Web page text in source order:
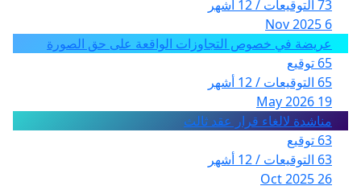
73 التوقيعات / 12 أشهر
6 Nov 2025
عريضة في خصوص التجاوزات الواقعة على حق الصورة
65 توقيع
65 التوقيعات / 12 أشهر
19 May 2026
مناشدة لالغاء قرار عقد ثالث
63 توقيع
63 التوقيعات / 12 أشهر
26 Oct 2025